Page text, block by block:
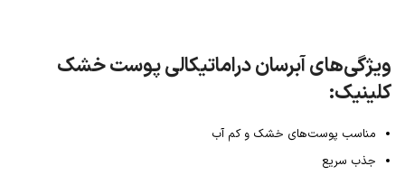
ویژگی‌های آبرسان دراماتیکالی پوست خشک
کلینیک:
مناسب پوست‌های خشک و کم آب
جذب سریع